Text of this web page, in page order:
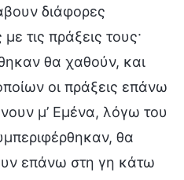
διάφορες
τις πράξεις τους·
θα χαθούν, και
οι πράξεις επάνω
μ’ Εμένα, λόγω του
θα
επάνω στη γη κάτω